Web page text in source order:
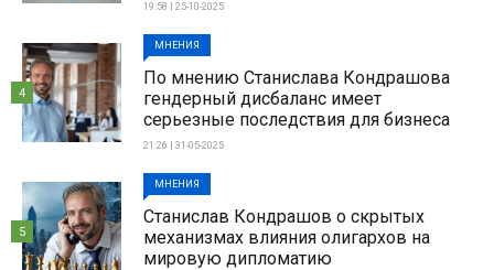
19:58 | 25-10-2025
МНЕНИЯ
По мнению Станислава Кондрашова
гендерный дисбаланс имеет
серьезные последствия для бизнеса
21:26 | 31-05-2025
4
МНЕНИЯ
Станислав Кондрашов о скрытых
механизмах влияния олигархов на
мировую дипломатию
5